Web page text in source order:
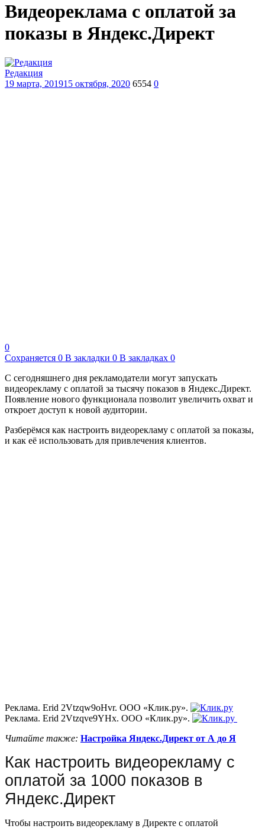
Видеореклама с оплатой за
показы в Яндекс.Директ
Редакция
19 марта, 201915 октября, 2020 6554 0
0
Сохраняется 0 В закладки 0 В закладках 0
С сегодняшнего дня рекламодатели могут запускать
видеорекламу с оплатой за тысячу показов в Яндекс.Директ.
Появление нового функционала позволит увеличить охват и
откроет доступ к новой аудитории.
Разберёмся как настроить видеорекламу с оплатой за показы,
и как её использовать для привлечения клиентов.
Реклама. Erid 2Vtzqw9oHvr. ООО «Клик.ру».
Реклама. Erid 2Vtzqve9YHx. ООО «Клик.ру».
Читайте также: Настройка Яндекс.Директ от А до Я
Как настроить видеорекламу с
оплатой за 1000 показов в
Яндекс.Директ
Чтобы настроить видеорекламу в Директе с оплатой